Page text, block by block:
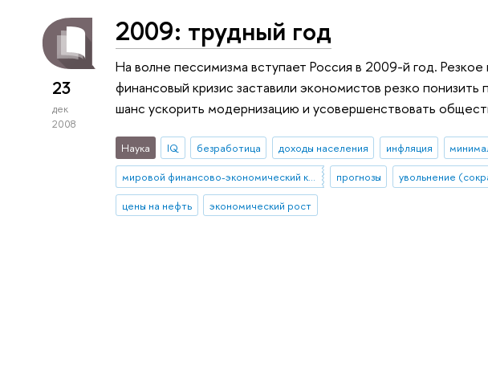
23
дек
2008
2009: трудный год
На волне пессимизма вступает Россия в 2009-й год.
финансовый кризис заставили экономистов резко понизить
шанс ускорить модернизацию и усовершенствовать
Наука IQ безработица доходы населения инфляция
мировой финансово-экономический кризис
прогнозы
увольнение
цены на нефть
экономический рост